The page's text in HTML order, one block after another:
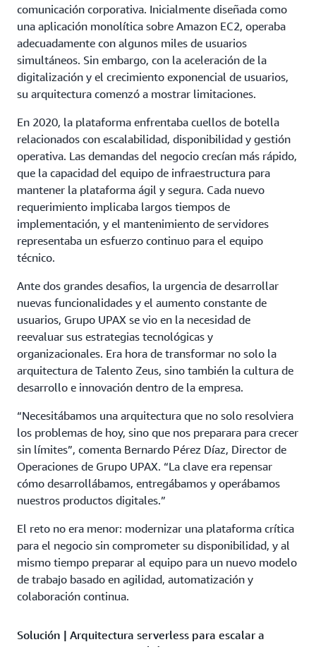
comunicación corporativa. Inicialmente diseñada como
una aplicación monolítica sobre Amazon EC2, operaba
adecuadamente con algunos miles de usuarios
simultáneos. Sin embargo, con la aceleración de la
digitalización y el crecimiento exponencial de usuarios,
su arquitectura comenzó a mostrar limitaciones.
En 2020, la plataforma enfrentaba cuellos de botella
relacionados con escalabilidad, disponibilidad y gestión
operativa. Las demandas del negocio crecían más rápido,
que la capacidad del equipo de infraestructura para
mantener la plataforma ágil y segura. Cada nuevo
requerimiento implicaba largos tiempos de
implementación, y el mantenimiento de servidores
representaba un esfuerzo continuo para el equipo
técnico.
Ante dos grandes desafios, la urgencia de desarrollar
nuevas funcionalidades y el aumento constante de
usuarios, Grupo UPAX se vio en la necesidad de
reevaluar sus estrategias tecnológicas y
organizacionales. Era hora de transformar no solo la
arquitectura de Talento Zeus, sino también la cultura de
desarrollo e innovación dentro de la empresa.
“Necesitábamos una arquitectura que no solo resolviera
los problemas de hoy, sino que nos preparara para crecer
sin límites”, comenta Bernardo Pérez Díaz, Director de
Operaciones de Grupo UPAX. “La clave era repensar
cómo desarrollábamos, entregábamos y operábamos
nuestros productos digitales.”
El reto no era menor: modernizar una plataforma crítica
para el negocio sin comprometer su disponibilidad, y al
mismo tiempo preparar al equipo para un nuevo modelo
de trabajo basado en agilidad, automatización y
colaboración continua.
Solución | Arquitectura serverless para escalar a
200,000 ejecuciones simultáneas